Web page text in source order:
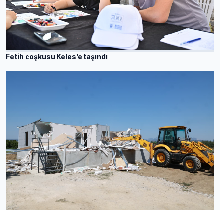
Fetih coşkusu Keles’e taşındı